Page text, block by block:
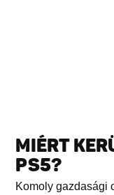
MIÉRT
PS5?
Komoly gazdasági